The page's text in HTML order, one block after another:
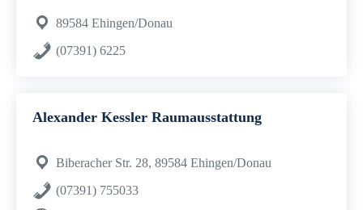
89584 Ehingen/Donau
(07391) 6225
Alexander Kessler Raumausstattung
Biberacher Str. 28, 89584 Ehingen/Donau
(07391) 755033